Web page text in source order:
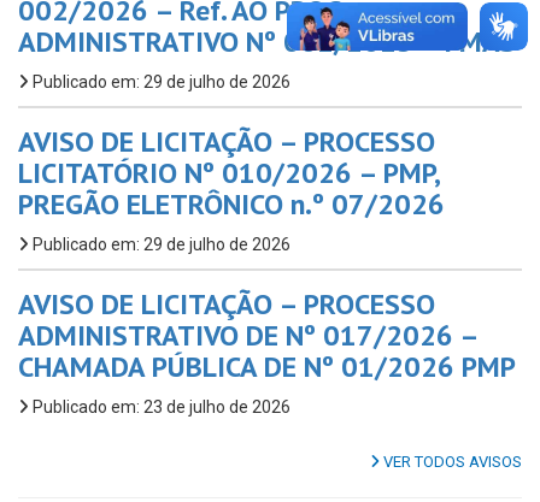
002/2026 – Ref. AO PROC.
ADMINISTRATIVO Nº 002/2025 – FMAS
Publicado em: 29 de julho de 2026
AVISO DE LICITAÇÃO – PROCESSO
LICITATÓRIO Nº 010/2026 – PMP,
PREGÃO ELETRÔNICO n.º 07/2026
Publicado em: 29 de julho de 2026
AVISO DE LICITAÇÃO – PROCESSO
ADMINISTRATIVO DE Nº 017/2026 –
CHAMADA PÚBLICA DE Nº 01/2026 PMP
Publicado em: 23 de julho de 2026
VER TODOS AVISOS